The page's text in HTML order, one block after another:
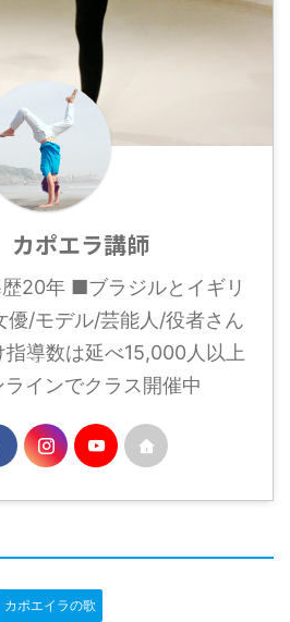
ポエラ講師
20年 ■ブラジルとイギリ
優/モデル/芸能人/役者さん
導数は延べ15,000人以上
インでクラス開催中
カポエイラの歌